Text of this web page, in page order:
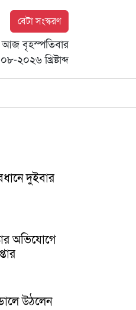
বেটা সংস্করণ
আজ বৃহস্পতিবার
২০২৬ খ্রিষ্টাব্দ
দুইবার
অভিযোগে
উঠলেন